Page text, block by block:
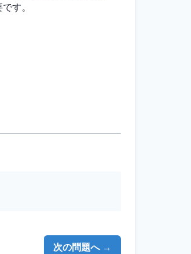
す。
次の問題へ →